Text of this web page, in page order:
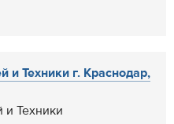
и Техники г. Краснодар,
и Техники